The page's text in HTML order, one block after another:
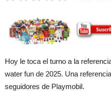
Hoy le toca el turno a la
water fun de 2025. Una
seguidores de Playmobil.